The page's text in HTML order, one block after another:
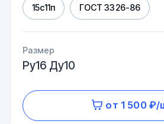
15с11п ГОСТ 3326-86
Размер
Ру16 Ду10
от 1 500 ₽/